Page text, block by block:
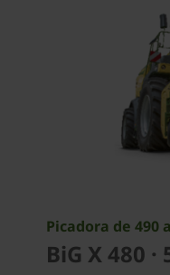
Picadora de 490
BiG X 480 ·